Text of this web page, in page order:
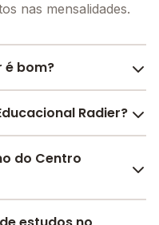
nas mensalidades.
é bom?
avaliado por pais,
física,4.8em
e5.0em
Radier?
toda a estrutura
do Centro
métodos e práticas